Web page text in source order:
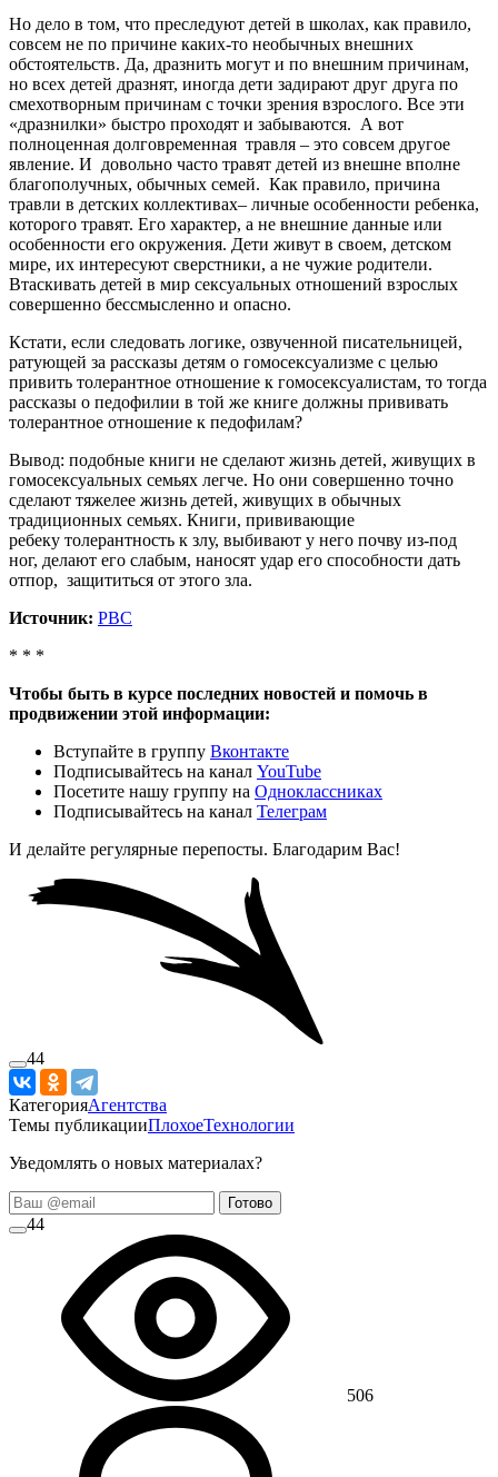
Но дело в том, что преследуют детей в школах, как правило,
совсем не по причине каких-то необычных внешних
обстоятельств. Да, дразнить могут и по внешним причинам,
но всех детей дразнят, иногда дети задирают друг друга по
смехотворным причинам с точки зрения взрослого. Все эти
«дразнилки» быстро проходят и забываются. А вот
полноценная долговременная травля – это совсем другое
явление. И довольно часто травят детей из внешне вполне
благополучных, обычных семей. Как правило, причина
травли в детских коллективах– личные особенности ребенка,
которого травят. Его характер, а не внешние данные или
особенности его окружения. Дети живут в своем, детском
мире, их интересуют сверстники, а не чужие родители.
Втаскивать детей в мир сексуальных отношений взрослых
совершенно бессмысленно и опасно.
Кстати, если следовать логике, озвученной писательницей,
ратующей за рассказы детям о гомосексуализме с целью
привить толерантное отношение к гомосексуалистам, то тогда
рассказы о педофилии в той же книге должны прививать
толерантное отношение к педофилам?
Вывод: подобные книги не сделают жизнь детей, живущих в
гомосексуальных семьях легче. Но они совершенно точно
сделают тяжелее жизнь детей, живущих в обычных
традиционных семьях. Книги, прививающие
ребеку толерантность к злу, выбивают у него почву из-под
ног, делают его слабым, наносят удар его способности дать
отпор, защититься от этого зла.
Источник: РВС
* * *
Чтобы быть в курсе последних новостей и помочь в
продвижении этой информации:
Вступайте в группу Вконтакте
Подписывайтесь на канал YouTube
Посетите нашу группу на Одноклассниках
Подписывайтесь на канал Телеграм
И делайте регулярные перепосты. Благодарим Вас!
44
КатегорияАгентства
Темы публикацииПлохоеТехнологии
Уведомлять о новых материалах?
Готово
44
506